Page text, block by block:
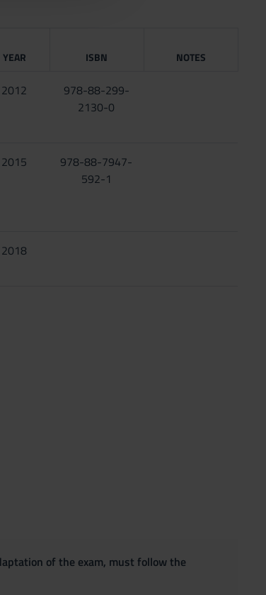
YEAR ISBN NOTES
2012
978-88-299-
2130-0
2015
978-88-7947-
592-1
2018
of the exam, must follow the